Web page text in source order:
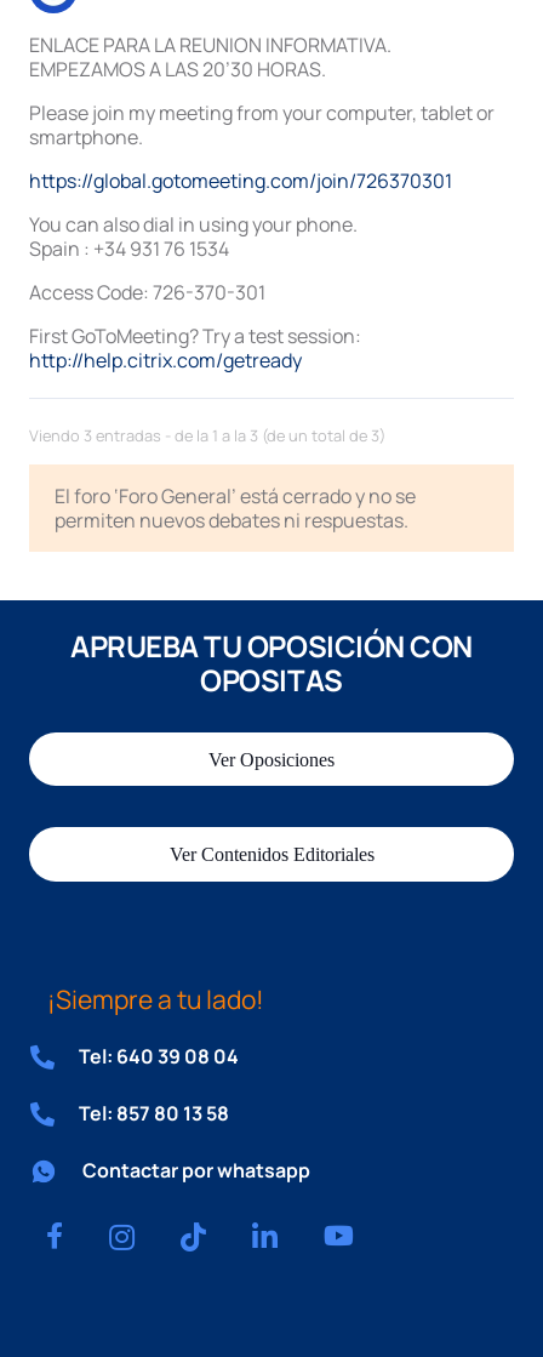
ENLACE PARA LA REUNION INFORMATIVA.
EMPEZAMOS A LAS 20’30 HORAS.
Please join my meeting from your computer, tablet or
smartphone.
https://global.gotomeeting.com/join/726370301
You can also dial in using your phone.
Spain : +34 931 76 1534
Access Code: 726-370-301
First GoToMeeting? Try a test session:
http://help.citrix.com/getready
Viendo 3 entradas - de la 1 a la 3 (de un total de 3)
El foro ‘Foro General’ está cerrado y no se
permiten nuevos debates ni respuestas.
APRUEBA TU OPOSICIÓN CON
OPOSITAS
Ver Oposiciones
Ver Contenidos Editoriales
¡Siempre a tu lado!
Tel: 640 39 08 04
Tel: 857 80 13 58
Contactar por whatsapp